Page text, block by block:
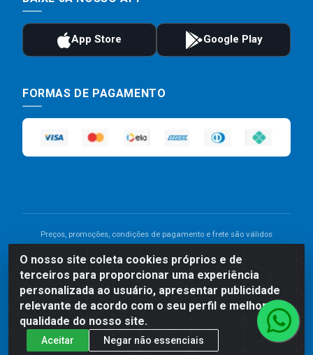
O nosso site coleta cookies próprios e de
terceiros para proporcionar uma experiência
personalizada ao usuário, apresentar publicidade
relevante de acordo com o seu perfil e melhorar a
qualidade do nosso site.
Aceitar Negar não essenciais
FORMAS DE PAGAMENTO
Preços, promoções, condições de pagamento e frete são válidos
divergência de preço de um produto, será válido o preço que for
exibido no carrinho de compras do site no momento do pagamento.
As vendas estão sujeitas a análise e disponibilidade do estoque.
Imagens de produtos meramente ilustrativas.
Comercial de Construção 2001 LTDA - Av. Congresso
Eucarístico, 1179 - São José, Carpina - PE - CEP: 55811-